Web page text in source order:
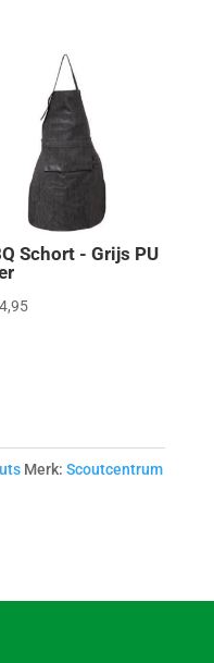
€ 5,00.€ 3,50.
Schort - Grijs PU
Merk: Scoutcentrum